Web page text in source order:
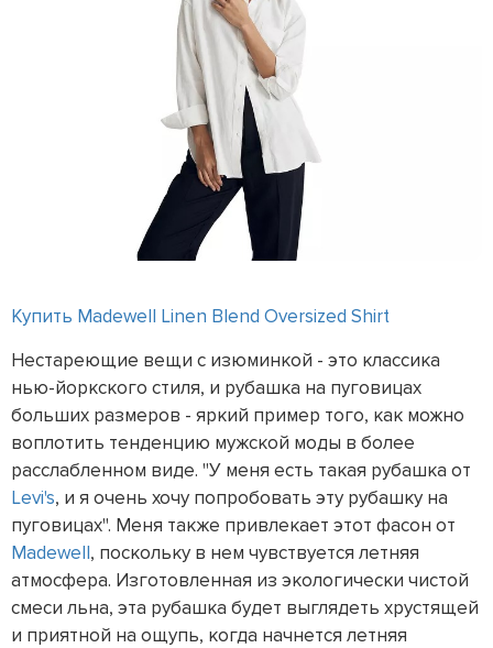
Купить Madewell Linen Blend Oversized Shirt
Нестареющие вещи с изюминкой - это классика
нью-йоркского стиля, и рубашка на пуговицах
больших размеров - яркий пример того, как можно
воплотить тенденцию мужской моды в более
расслабленном виде. "У меня есть такая рубашка от
Levi's, и я очень хочу попробовать эту рубашку на
пуговицах". Меня также привлекает этот фасон от
Madewell, поскольку в нем чувствуется летняя
атмосфера. Изготовленная из экологически чистой
смеси льна, эта рубашка будет выглядеть хрустящей
и приятной на ощупь, когда начнется летняя